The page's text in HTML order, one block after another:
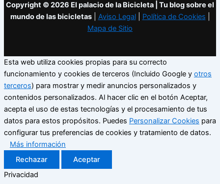
Copyright © 2026 El palacio de la Bicicleta | Tu blog sobre el
mundo de las bicicletas| Aviso Legal| Política de Cookies
Mapa de Sitio
Esta web utiliza cookies propias para su correcto
funcionamiento y cookies de terceros (Incluido Google y otros
terceros) para mostrar y medir anuncios personalizados y
contenidos personalizados. Al hacer clic en el botón Aceptar,
acepta el uso de estas tecnologías y el procesamiento de tus
datos para estos propósitos. Puedes Personalizar Cookies para
configurar tus preferencias de cookies y tratamiento de datos.
Más información
Rechazar
Aceptar
Privacidad